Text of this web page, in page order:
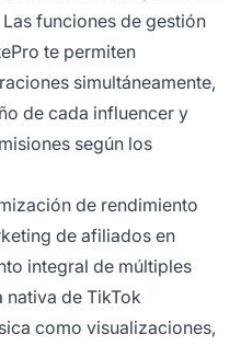
funciones de gestión
te permiten
simultáneamente,
de cada influencer y
según los
de rendimiento
de afiliados en
integral de múltiples
nativa de TikTok
como visualizaciones,